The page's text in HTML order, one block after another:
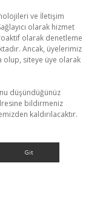
ve İletişim
olarak hizmet
olarak denetleme
Ancak, üyelerimiz
olup, siteye üye olarak
düşündüğünüz
bildirmeniz
kaldırılacaktır.